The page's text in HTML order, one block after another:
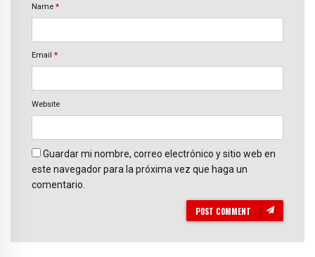
Name *
Email *
Website
Guardar mi nombre, correo electrónico y sitio web en
este navegador para la próxima vez que haga un
comentario.
POST COMMENT